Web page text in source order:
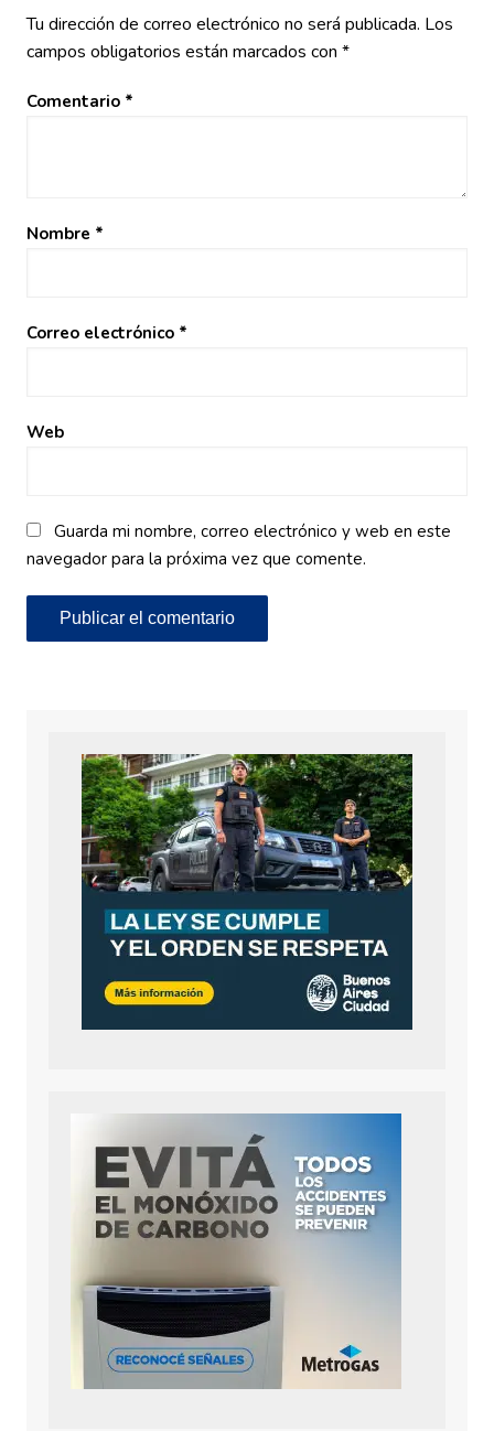
Tu dirección de correo electrónico no será publicada. Los
campos obligatorios están marcados con *
Comentario *
Nombre *
Correo electrónico *
Web
Guarda mi nombre, correo electrónico y web en este
navegador para la próxima vez que comente.